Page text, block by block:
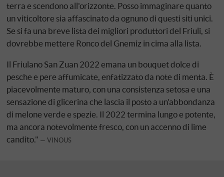
terra e scendono all'orizzonte. Posso immaginare quanto
un viticoltore sia affascinato da ognuno di questi siti unici.
Se si fa una breve lista dei migliori produttori del Friuli, si
dovrebbe mettere Ronco del Gnemiz in cima alla lista.
Il Friulano San Zuan 2022 emana un bouquet dolce di
pesche e pere affumicate, enfatizzato da note di menta. È
piacevolmente maturo, con una consistenza setosa e una
sensazione di glicerina che lascia il posto a un'abbondanza
di melone verde e spezie. Il 2022 termina lungo e potente,
ma ancora notevolmente fresco, con un accenno di lime
candito."
VINOUS